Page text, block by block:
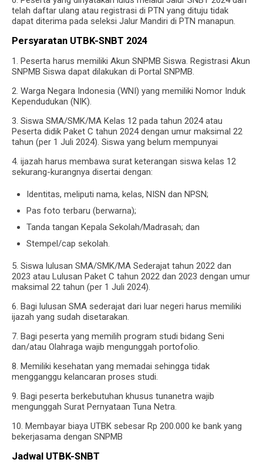
telah daftar ulang atau registrasi di PTN yang dituju tidak
dapat diterima pada seleksi Jalur Mandiri di PTN manapun.
Persyaratan UTBK-SNBT 2024
1. Peserta harus memiliki Akun SNPMB Siswa. Registrasi Akun
SNPMB Siswa dapat dilakukan di Portal SNPMB.
2. Warga Negara Indonesia (WNI) yang memiliki Nomor Induk
Kependudukan (NIK).
3. Siswa SMA/SMK/MA Kelas 12 pada tahun 2024 atau
Peserta didik Paket C tahun 2024 dengan umur maksimal 22
tahun (per 1 Juli 2024). Siswa yang belum mempunyai
4. ijazah harus membawa surat keterangan siswa kelas 12
sekurang-kurangnya disertai dengan:
Identitas, meliputi nama, kelas, NISN dan NPSN;
Pas foto terbaru (berwarna);
Tanda tangan Kepala Sekolah/Madrasah; dan
Stempel/cap sekolah.
5. Siswa lulusan SMA/SMK/MA Sederajat tahun 2022 dan
2023 atau Lulusan Paket C tahun 2022 dan 2023 dengan umur
maksimal 22 tahun (per 1 Juli 2024).
6. Bagi lulusan SMA sederajat dari luar negeri harus memiliki
ijazah yang sudah disetarakan.
7. Bagi peserta yang memilih program studi bidang Seni
dan/atau Olahraga wajib mengunggah portofolio.
8. Memiliki kesehatan yang memadai sehingga tidak
mengganggu kelancaran proses studi.
9. Bagi peserta berkebutuhan khusus tunanetra wajib
mengunggah Surat Pernyataan Tuna Netra.
10. Membayar biaya UTBK sebesar Rp 200.000 ke bank yang
bekerjasama dengan SNPMB
Jadwal UTBK-SNBT